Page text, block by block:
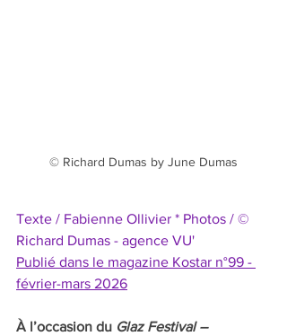
© Richard Dumas by June Dumas
Texte / Fabienne Ollivier * Photos / ©
Richard Dumas - agence VU'
Publié dans le magazine Kostar n°99 -
février-mars 2026
À l’occasion du Glaz Festival –